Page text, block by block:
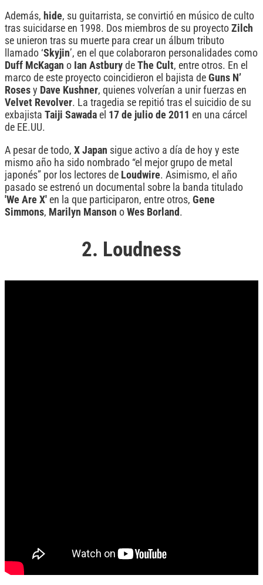
Además, hide, su guitarrista, se convirtió en músico de culto
tras suicidarse en 1998. Dos miembros de su proyecto Zilch
se unieron tras su muerte para crear un álbum tributo
llamado ‘Skyjin’, en el que colaboraron personalidades como
Duff McKagan o Ian Astbury de The Cult, entre otros. En el
marco de este proyecto coincidieron el bajista de Guns N’
Roses y Dave Kushner, quienes volverían a unir fuerzas en
Velvet Revolver. La tragedia se repitió tras el suicidio de su
exbajista Taiji Sawada el 17 de julio de 2011 en una cárcel
de EE.UU.
A pesar de todo, X Japan sigue activo a día de hoy y este
mismo año ha sido nombrado “el mejor grupo de metal
japonés” por los lectores de Loudwire. Asimismo, el año
pasado se estrenó un documental sobre la banda titulado
'We Are X' en la que participaron, entre otros, Gene
Simmons, Marilyn Manson o Wes Borland .
2. Loudness